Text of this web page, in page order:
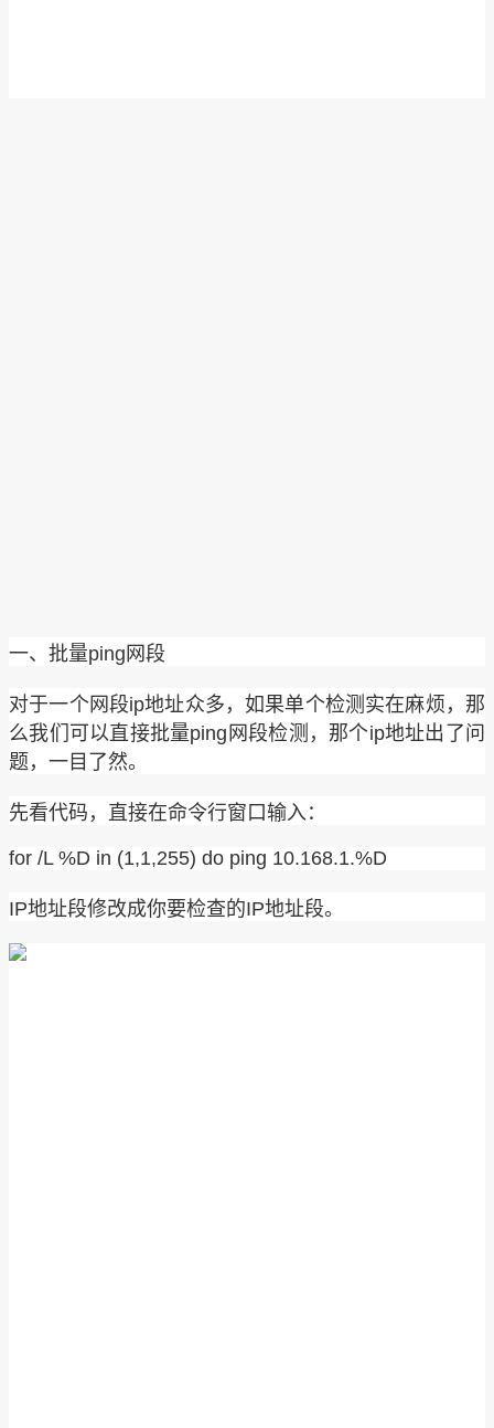
一、批量ping网段
对于一个网段ip地址众多，如果单个检测实在麻烦，那
么我们可以直接批量ping网段检测，那个ip地址出了问
题，一目了然。
先看代码，直接在命令行窗口输入：
for /L %D in (1,1,255) do ping 10.168.1.%D
IP地址段修改成你要检查的IP地址段。